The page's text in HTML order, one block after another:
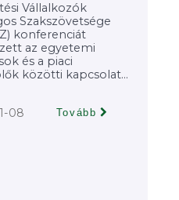
Vállalkozók
Szakszövetsége
konferenciát
az egyetemi
és a piaci
közötti kapcsolat...
08 Tovább